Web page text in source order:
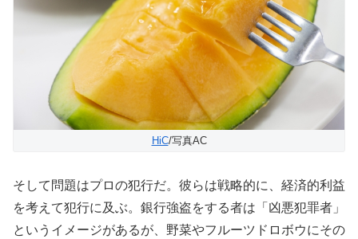
HiC/写真AC
そして問題はプロの犯行だ。彼らは戦略的に、経済的利益
を考えて犯行に及ぶ。銀行強盗をする者は「凶悪犯罪者」
というイメージがあるが、野菜やフルーツドロボウにその